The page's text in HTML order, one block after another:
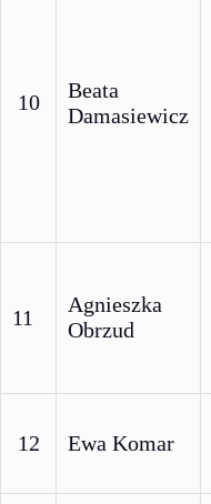
10
Beata
Damasiewicz
11
Agnieszka
Obrzud
12 Ewa Komar